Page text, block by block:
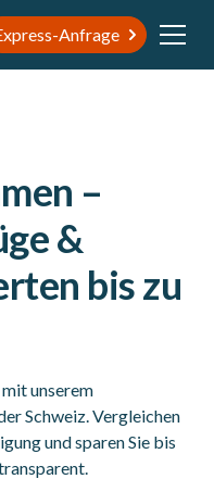
Anfrage
–
&
bis zu
unserem
Schweiz. Vergleichen
und sparen Sie bis